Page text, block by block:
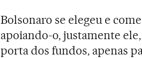
Bolsonaro se elegeu e
apoiando-o, justamente
porta dos fundos, apenas